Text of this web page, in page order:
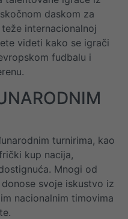
daskom za
internacionalnoj
videti kako se igrači
fudbalu i
turnirima, kao
kup nacija,
Mnogi od
svoje iskustvo iz
nacionalnim timovima